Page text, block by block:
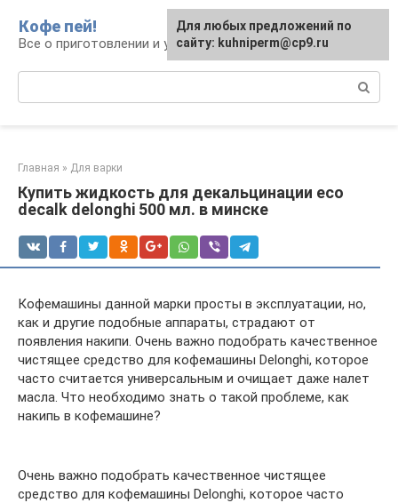
контенту
Кофе пей!
Все о приготовлении и употреблении кофе
Главная » Для варки
Купить жидкость для декальцинации eco
decalk delonghi 500 мл. в минске
Кофемашины данной марки просты в эксплуатации, но,
как и другие подобные аппараты, страдают от
появления накипи. Очень важно подобрать качественное
чистящее средство для кофемашины Delonghi, которое
часто считается универсальным и очищает даже налет
масла. Что необходимо знать о такой проблеме, как
накипь в кофемашине?
Очень важно подобрать качественное чистящее
средство для кофемашины Delonghi, которое часто
Для любых предложений по
сайту: kuhniperm@cp9.ru